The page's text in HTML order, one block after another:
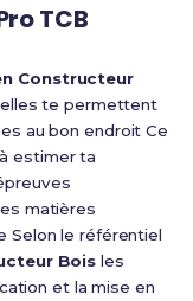
TCB
Constructeur
te permettent
au bon endroit Ce
estimer ta
matières
Selon le référentiel
Bois les
et la mise en